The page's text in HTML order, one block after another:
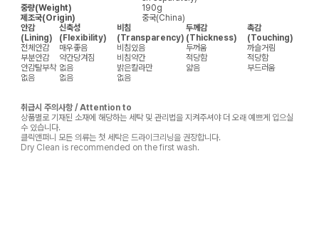
중량(Weight)
190g
제조국(Origin)
중국(China)
안감
(Lining)
신축성
(Flexibility)
비침
(Transparency)
두께감
(Thickness)
촉감
(Touching)
전체안감
매우좋음 비침있음 두꺼움
까슬거림
부분안감
약간당겨짐 비침약간 적당함
적당함
안감탈부착 없음 밝은칼라만 얇음
부드러움
없음
없음 없음
취급시 주의사항 / Attention to
상품별로 기재된 소재에 해당하는 세탁 및 관리법을 지켜주셔야 더 오래 예쁘게 입으실
수 있습니다.
클릭앤퍼니 모든 의류는 첫 세탁은 드라이크리닝을 권장합니다.
Dry Clean is recommended on the first wash.